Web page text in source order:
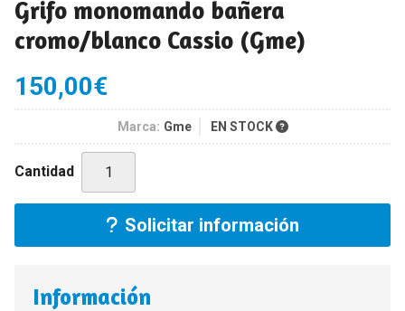
Grifo monomando bañera
cromo/blanco Cassio (Gme)
150,00€
Marca: Gme EN STOCK
Cantidad
Solicitar información
Información